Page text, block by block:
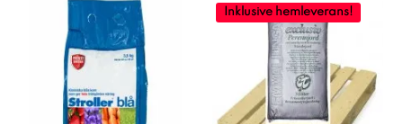
Inklusive hemleverans!